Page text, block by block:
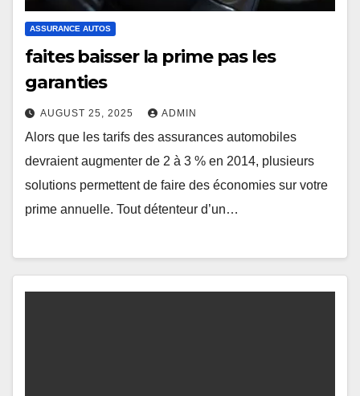
ASSURANCE AUTOS
faites baisser la prime pas les
garanties
AUGUST 25, 2025 ADMIN
Alors que les tarifs des assurances automobiles
devraient augmenter de 2 à 3 % en 2014, plusieurs
solutions permettent de faire des économies sur votre
prime annuelle. Tout détenteur d’un…